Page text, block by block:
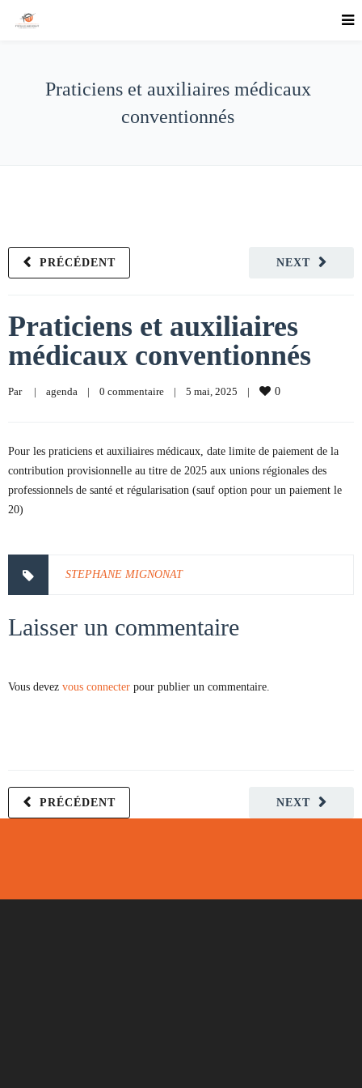
Praticiens et auxiliaires médicaux
conventionnés
NEXT
PRÉCÉDENT
Praticiens et auxiliaires
médicaux conventionnés
Par | agenda | 0 commentaire | 5 mai, 2025 | 0
Pour les praticiens et auxiliaires médicaux, date limite de paiement de la
contribution provisionnelle au titre de 2025 aux unions régionales des
professionnels de santé et régularisation (sauf option pour un paiement le
20)
STEPHANE MIGNONAT
Laisser un commentaire
Vous devez vous connecter pour publier un commentaire.
NEXT
PRÉCÉDENT